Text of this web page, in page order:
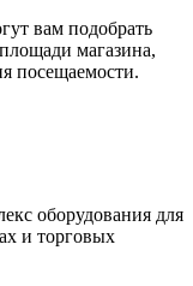
вам подобрать
магазина,
посещаемости.
оборудования для
и торговых